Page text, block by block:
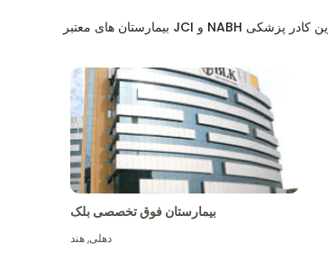
بیمارستان فوق تخصصی بلک
دهلی,هند